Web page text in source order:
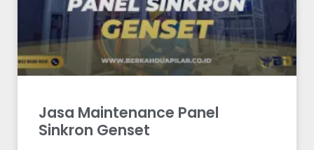
Jasa Maintenance Panel
Sinkron Genset